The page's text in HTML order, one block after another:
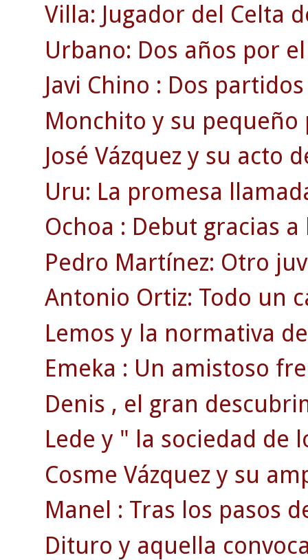
Villa: Jugador del Celta
Urbano: Dos años por
Javi Chino : Dos
Monchito y su pequeño
José Vázquez y su acto
Uru: La promesa
Ochoa : Debut gracias
Pedro Martínez: Otro
Antonio Ortiz: Todo un
Lemos y la normativa
Emeka : Un amistoso
Denis , el gran
Lede y " la sociedad de
Cosme Vázquez y su
Manel : Tras los pasos
Dituro y aquella